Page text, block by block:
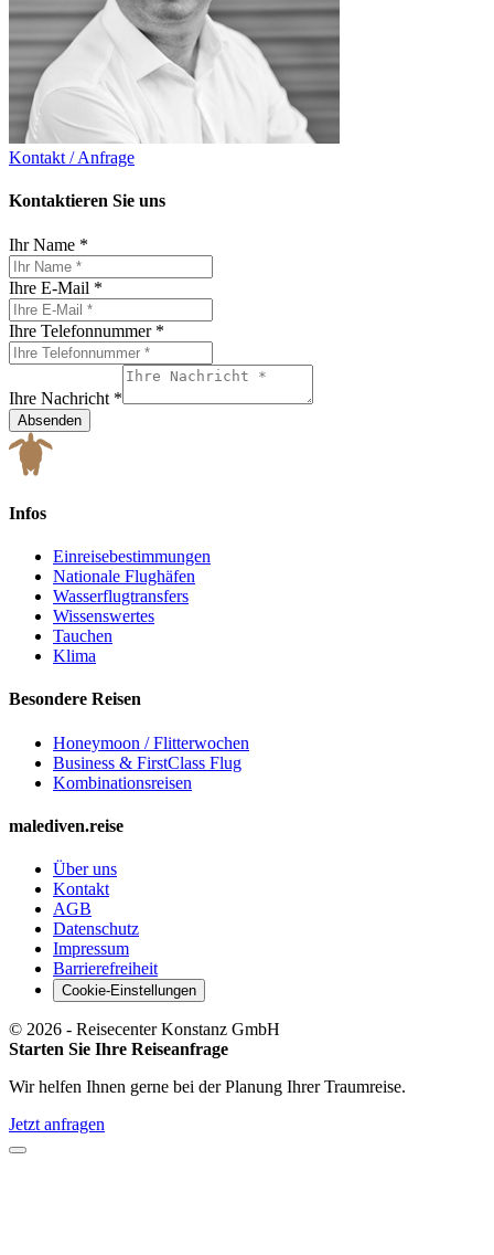
Kontakt / Anfrage
Kontaktieren Sie uns
Ihr Name *
Ihre E-Mail *
Ihre Telefonnummer *
Ihre Nachricht *
Absenden
Infos
Einreisebestimmungen
Nationale Flughäfen
Wasserflugtransfers
Wissenswertes
Tauchen
Klima
Besondere Reisen
Honeymoon / Flitterwochen
Business & FirstClass Flug
Kombinationsreisen
malediven.reise
Über uns
Kontakt
AGB
Datenschutz
Impressum
Barrierefreiheit
Cookie-Einstellungen
© 2026 - Reisecenter Konstanz GmbH
Starten Sie Ihre Reiseanfrage
Wir helfen Ihnen gerne bei der Planung Ihrer Traumreise.
Jetzt anfragen